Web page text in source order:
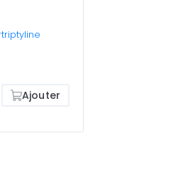
Ajouter